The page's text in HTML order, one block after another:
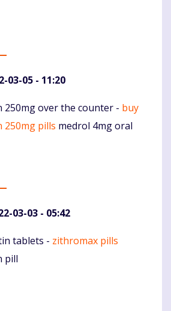
03-05 - 11:20
250mg over the counter - buy
250mg pills medrol 4mg oral
03-03 - 05:42
tablets - zithromax pills
pill